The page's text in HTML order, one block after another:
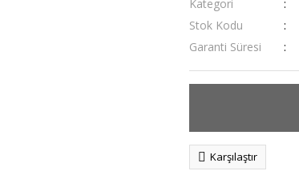
Kategori
Stok Kodu
Garanti Süresi
Karşılaştır